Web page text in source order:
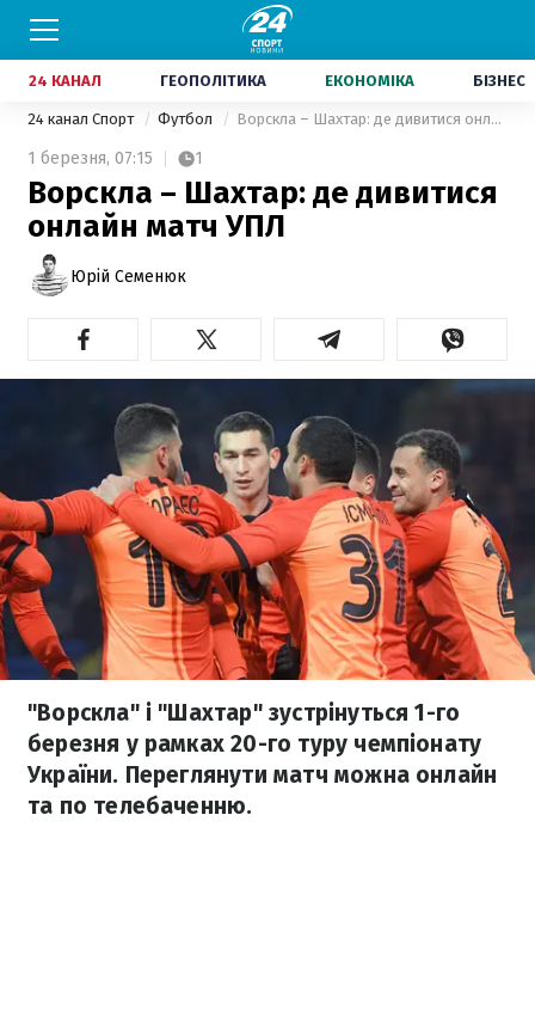
24 КАНАЛ ГЕОПОЛІТИКА ЕКОНОМІКА БІЗНЕС
24 канал Спорт Футбол Ворскла – Шахтар: де дивитися онлайн матч УПЛ
1 березня, 07:15 1
Ворскла – Шахтар: де дивитися
онлайн матч УПЛ
Юрій Семенюк
"Ворскла" і "Шахтар" зустрінуться 1-го
березня у рамках 20-го туру чемпіонату
України. Переглянути матч можна онлайн
та по телебаченню.